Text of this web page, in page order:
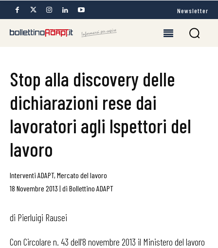
Newsletter
Stop alla discovery delle
dichiarazioni rese dai
lavoratori agli Ispettori del
lavoro
Interventi ADAPT, Mercato del lavoro
18 Novembre 2013 | di Bollettino ADAPT
di Pierluigi Rausei
Con Circolare n. 43 dell’8 novembre 2013 il Ministero del lavoro